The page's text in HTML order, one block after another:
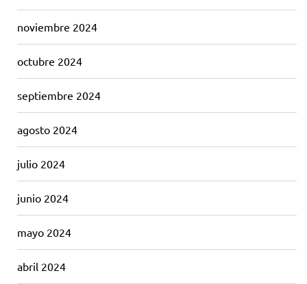
noviembre 2024
octubre 2024
septiembre 2024
agosto 2024
julio 2024
junio 2024
mayo 2024
abril 2024